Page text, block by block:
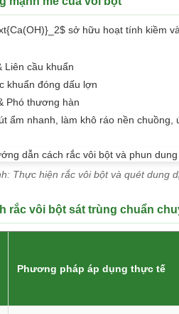
sở hữu hoạt tính kiềm
Liên cầu khuẩn
khuẩn đóng dấu lợn
Phó thương hàn
ẩm nhanh, làm khô ráo nền chuồng,
Thực hiện rắc vôi bột và quét dung
rắc vôi bột sát trùng chuẩn
Phương pháp áp dụng thực tế